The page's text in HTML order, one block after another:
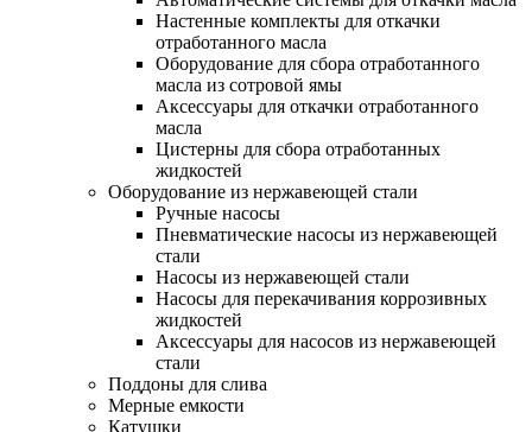
Настенные комплекты для откачки
отработанного масла
Оборудование для сбора отработанного
масла из сотровой ямы
Аксессуары для откачки отработанного
масла
Цистерны для сбора отработанных
жидкостей
Оборудование из нержавеющей стали
Ручные насосы
Пневматические насосы из нержавеющей
стали
Насосы из нержавеющей стали
Насосы для перекачивания коррозивных
жидкостей
Аксессуары для насосов из нержавеющей
стали
Поддоны для слива
Мерные емкости
Катушки